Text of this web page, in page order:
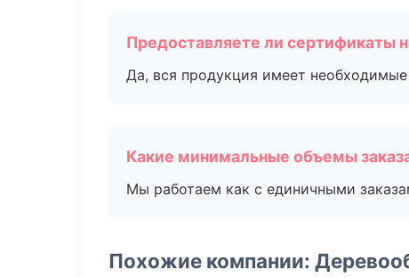
Предоставляете ли сертификаты
Да, вся продукция имеет
Какие минимальные объемы
Мы работаем как с единичными
Похожие компании: